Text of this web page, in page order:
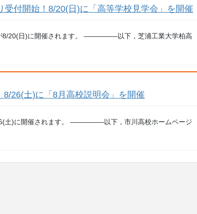
付開始！8/20(日)に「高等学校見学会」を開催
8/20(日)に開催されます。 —————以下，芝浦工業大学柏高
26(土)に「8月高校説明会」を開催
土)に開催されます。 —————以下，市川高校ホームページ